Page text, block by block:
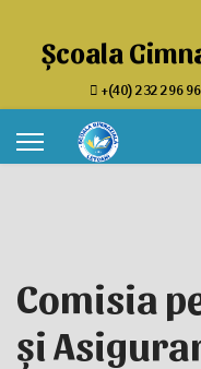
Școala
+(40) 232 296
Comisia
și